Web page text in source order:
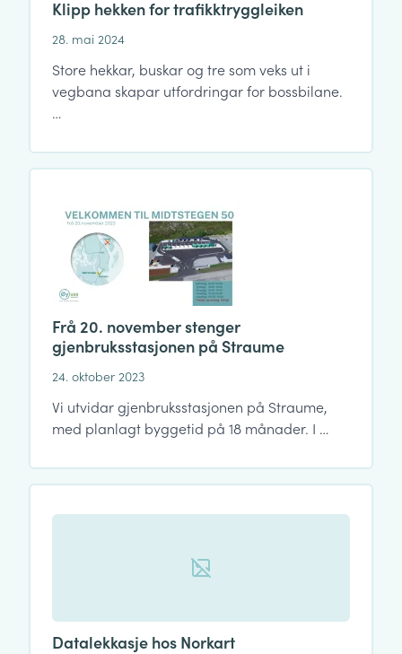
Klipp hekken for trafikktryggleiken
28. mai 2024
Store hekkar, buskar og tre som veks ut i
vegbana skapar utfordringar for bossbilane.
…
Frå 20. november stenger
gjenbruksstasjonen på Straume
24. oktober 2023
Vi utvidar gjenbruksstasjonen på Straume,
med planlagt byggetid på 18 månader. I …
Datalekkasje hos Norkart